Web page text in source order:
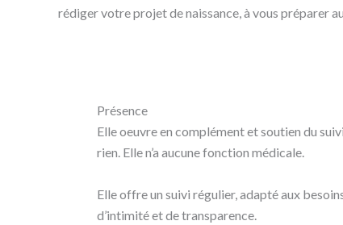
rédiger votre projet de naissance, à vous préparer
Présence
Elle oeuvre en complément et soutien du
rien. Elle n’a aucune fonction médicale.
Elle offre un suivi régulier, adapté aux
d’intimité et de transparence.